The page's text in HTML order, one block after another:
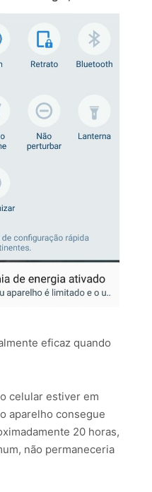
eficaz quando
celular estiver em
aparelho consegue
20 horas,
não permaneceria